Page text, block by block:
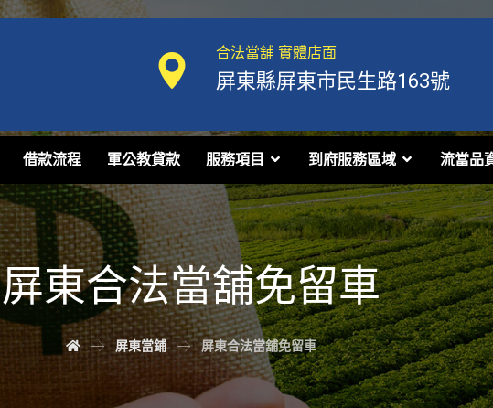
合法當舖 實體店面
屏東縣屏東市民生路163號
借款流程 軍公教貸款 服務項目 到府服務區域 流當品
屏東合法當舖免留車
屏東當鋪 屏東合法當舖免留車